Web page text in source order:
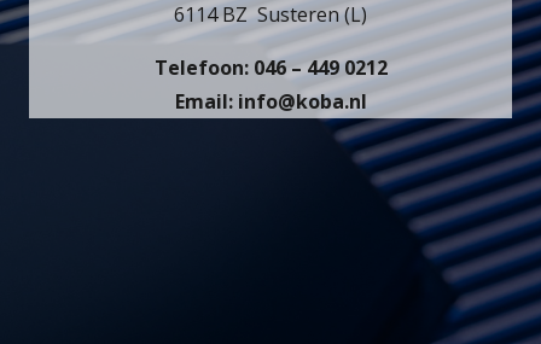
6114 BZ Susteren (L)
Telefoon: 046 – 449 0212
Email: info@koba.nl